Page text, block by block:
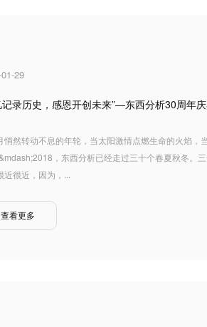
29
记录历史，感恩开创未来”—东西分析30周年
悄然转动不息的年轮，当太阳激情点燃生命的火焰，
，东西分析已经走过三十个春夏秋冬。
近很近，因为，...
查看更多